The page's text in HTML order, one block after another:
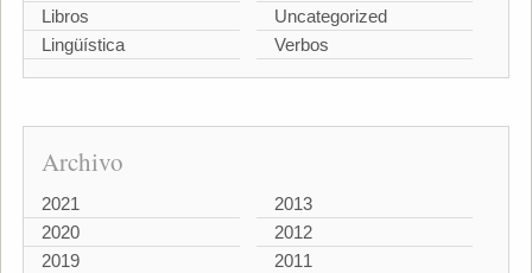
Libros
Lingüística
Uncategorized
Verbos
Archivo
2021
2020
2019
2013
2012
2011